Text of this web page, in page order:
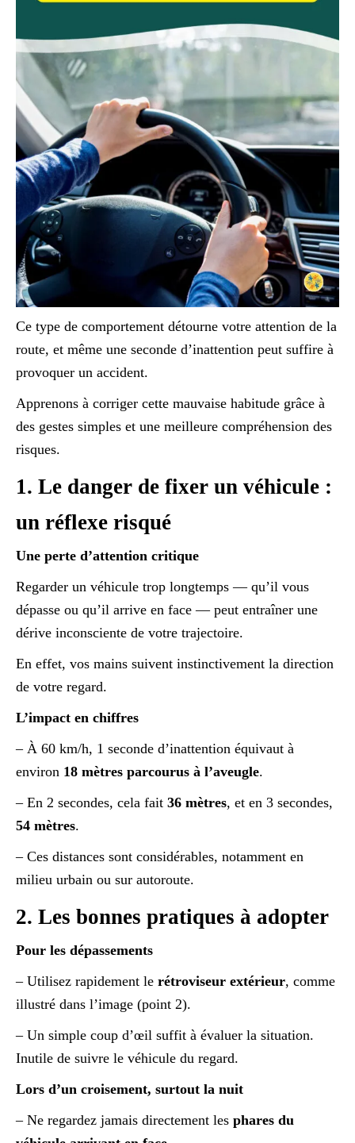
Ce type de comportement détourne votre attention de la
route, et même une seconde d’inattention peut suffire à
provoquer un accident.
Apprenons à corriger cette mauvaise habitude grâce à
des gestes simples et une meilleure compréhension des
risques.
1. Le danger de fixer un véhicule :
un réflexe risqué
Une perte d’attention critique
Regarder un véhicule trop longtemps — qu’il vous
dépasse ou qu’il arrive en face — peut entraîner une
dérive inconsciente de votre trajectoire.
En effet, vos mains suivent instinctivement la direction
de votre regard.
L’impact en chiffres
– À 60 km/h, 1 seconde d’inattention équivaut à
environ 18 mètres parcourus à l’aveugle.
– En 2 secondes, cela fait 36 mètres, et en 3 secondes,
54 mètres.
– Ces distances sont considérables, notamment en
milieu urbain ou sur autoroute.
2. Les bonnes pratiques à adopter
Pour les dépassements
– Utilisez rapidement le rétroviseur extérieur, comme
illustré dans l’image (point 2).
– Un simple coup d’œil suffit à évaluer la situation.
Inutile de suivre le véhicule du regard.
Lors d’un croisement, surtout la nuit
– Ne regardez jamais directement les phares du